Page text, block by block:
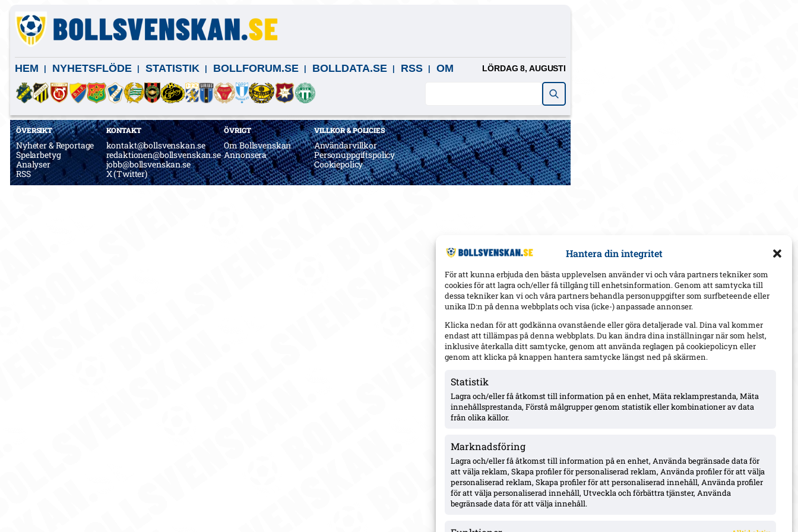
Hantera din integritet
För att kunna erbjuda den bästa upplevelsen använder vi och våra partners tekniker som
cookies för att lagra och/eller få tillgång till enhetsinformation. Genom att samtycka till
dessa tekniker kan vi och våra partners behandla personuppgifter som surfbeteende eller
unika ID:n på denna webbplats och visa (icke-) anpassade annonser.
Klicka nedan för att godkänna ovanstående eller göra detaljerade val. Dina val kommer
endast att tillämpas på denna webbplats. Du kan ändra dina inställningar när som helst,
inklusive återkalla ditt samtycke, genom att använda reglagen på cookiepolicyn eller
genom att klicka på knappen hantera samtycke längst ned på skärmen.
Statistik
Lagra och/eller få åtkomst till information på en enhet, Mäta reklamprestanda, Mäta
innehållsprestanda, Förstå målgrupper genom statistik eller kombinationer av data
från olika källor.
Marknadsföring
Lagra och/eller få åtkomst till information på en enhet, Använda begränsade data för
att välja reklam, Skapa profiler för personaliserad reklam, Använda profiler för att välja
personaliserad reklam, Skapa profiler för att personaliserad innehåll, Använda profiler
för att välja personaliserad innehåll, Utveckla och förbättra tjänster, Använda
begränsade data för att välja innehåll.
HEM NYHETSFLÖDE STATISTIK BOLLFORUM.SE BOLLDATA.SE RSS OM LÖRDAG 8, AUGUSTI
ÖVERSIKT
Nyheter & Reportage
Spelarbetyg
Analyser
RSS
KONTAKT
kontakt@bollsvenskan.se
redaktionen@bollsvenskan.se
jobb@bollsvenskan.se
X (Twitter)
ÖVRIGT
Om Bollsvenskan
Annonsera
VILLKOR & POLICIES
Användarvillkor
Personuppgiftspolicy
Cookiepolicy